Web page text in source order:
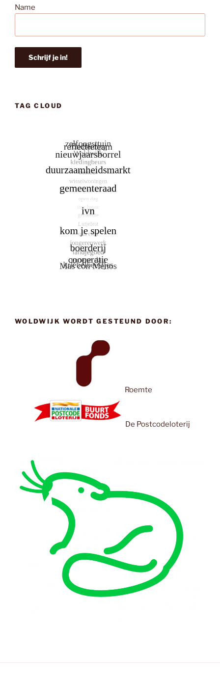
Name
TAG CLOUD
WOLDWIJK WORDT GESTEUND DOOR:
Roemte
De Postcodeloterij